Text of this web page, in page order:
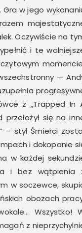
w jego
Oczywiście na
i te
—
z „Trapped In
przełożył się na
– styl Śmierci
i dokopanie
w każdej
i bez wątpienia
w soczewce,
obozach
Wszystko!
z